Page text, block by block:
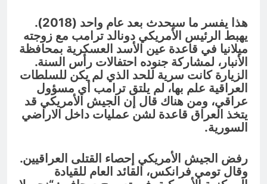
هذا يفسر ما سيحدث بعد عام واحد (2018).
يهبط الرئيس الأمريكي دونالد ترامب مع زوجته
ميلانيا في قاعدة عين الأسد العسكرية بمحافظة
الأنبار، لمشاركة جنوده احتفالات رأس السنة.
الزيارة كانت سرية للحد الذي لم يكن للسلطات
العراقية علم بها، لم يلتق ترامب أي مسؤول
عراقي، ومن هناك قال إن الجيش الأمريكي قد
يتخذ العراق قاعدة لشن عمليات داخل الاراضي
السورية.
رفض الجيش الأمريكي إحصاء القتلى العراقيين.
وقال تومي فرانكس، القائد العام للقيادة